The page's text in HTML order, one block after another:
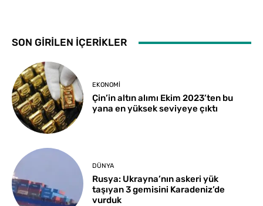
SON GİRİLEN İÇERİKLER
EKONOMI
Çin’in altın alımı Ekim 2023’ten bu
yana en yüksek seviyeye çıktı
DÜNYA
Rusya: Ukrayna’nın askeri yük
taşıyan 3 gemisini Karadeniz’de
vurduk